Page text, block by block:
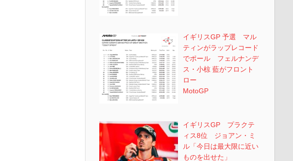
イギリスGP 予選 マル
ティンがラップレコード
でポール フェルナンデ
ス・小椋 藍がフロント
ロー
MotoGP
イギリスGP プラクテ
ィス8位 ジョアン・ミ
ル「今日は最大限に近い
ものを出せた」